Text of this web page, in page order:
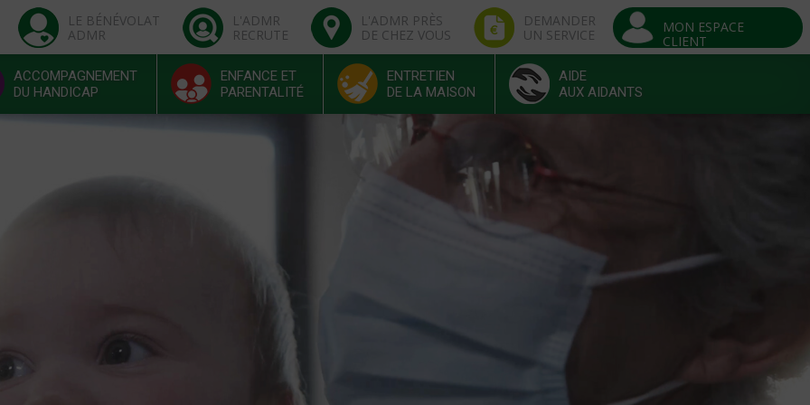
LE BÉNÉVOLAT
ADMR
L'ADMR
RECRUTE
L'ADMR PRÈS
DE CHEZ VOUS
DEMANDER
UN SERVICE
MON ESPACE
CLIENT
ACCOMPAGNEMENT
DU HANDICAP
ENFANCE ET
PARENTALITÉ
ENTRETIEN
DE LA MAISON
AIDE
AUX AIDANTS